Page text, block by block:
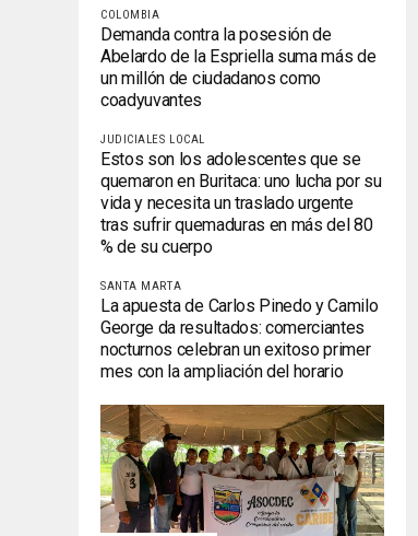
COLOMBIA
Demanda contra la posesión de
Abelardo de la Espriella suma más de
un millón de ciudadanos como
coadyuvantes
JUDICIALES LOCAL
Estos son los adolescentes que se
quemaron en Buritaca: uno lucha por su
vida y necesita un traslado urgente
tras sufrir quemaduras en más del 80
% de su cuerpo
SANTA MARTA
La apuesta de Carlos Pinedo y Camilo
George da resultados: comerciantes
nocturnos celebran un exitoso primer
mes con la ampliación del horario